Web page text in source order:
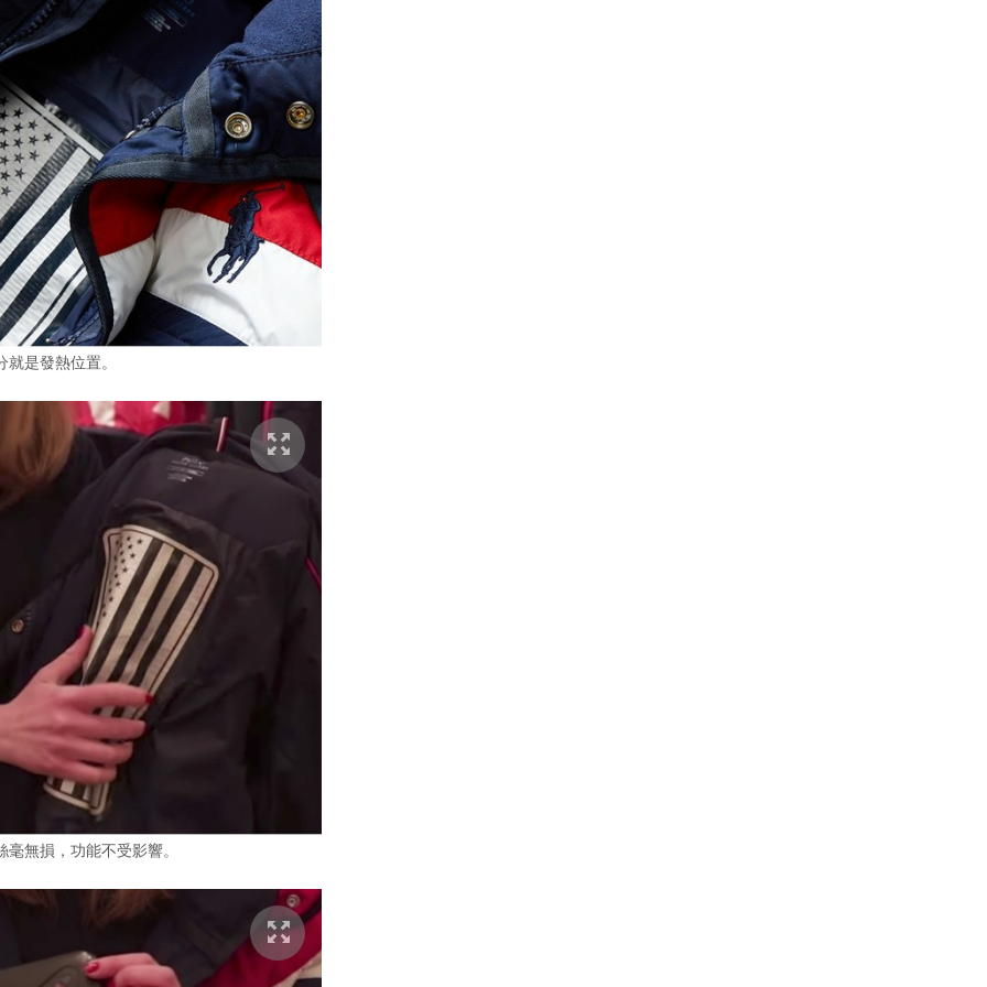
就是發熱位置。
毫無損，功能不受影響。